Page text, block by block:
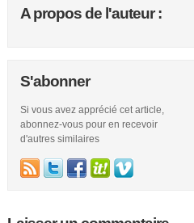
A propos de l'auteur :
S'abonner
Si vous avez apprécié cet article,
abonnez-vous pour en recevoir
d'autres similaires